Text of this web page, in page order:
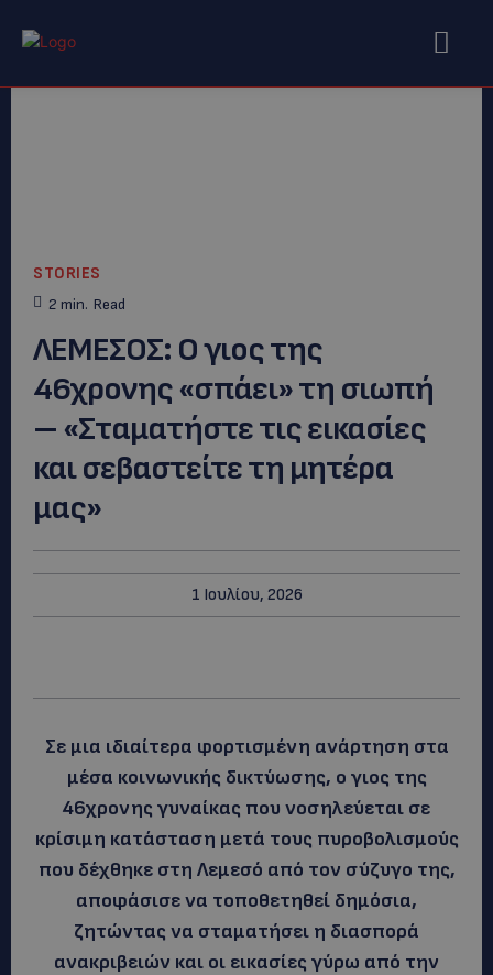
STORIES
2 min. Read
ΛΕΜΕΣΟΣ: Ο γιος της
46χρονης «σπάει» τη σιωπή
– «Σταματήστε τις εικασίες
και σεβαστείτε τη μητέρα
μας»
1 Ιουλίου, 2026
Σε μια ιδιαίτερα φορτισμένη ανάρτηση στα
μέσα κοινωνικής δικτύωσης, ο γιος της
46χρονης γυναίκας που νοσηλεύεται σε
κρίσιμη κατάσταση μετά τους πυροβολισμούς
που δέχθηκε στη Λεμεσό από τον σύζυγο της,
αποφάσισε να τοποθετηθεί δημόσια,
ζητώντας να σταματήσει η διασπορά
ανακριβειών και οι εικασίες γύρω από την